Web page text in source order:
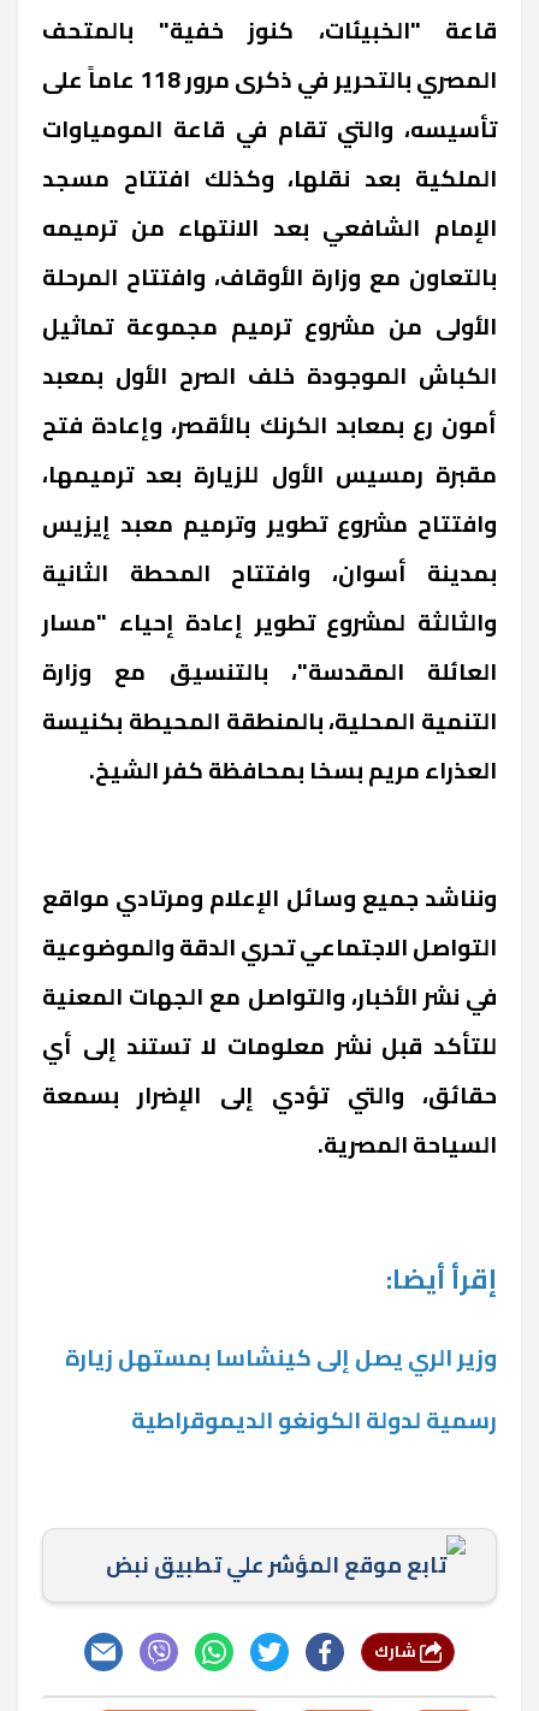
قاعة "الخبيئات، كنوز خفية" بالمتحف
المصري بالتحرير في ذكرى مرور 118 عاماً على
تأسيسه، والتي تقام في قاعة المومياوات
الملكية بعد نقلها، وكذلك افتتاح مسجد
الإمام الشافعي بعد الانتهاء من ترميمه
بالتعاون مع وزارة الأوقاف، وافتتاح المرحلة
الأولى من مشروع ترميم مجموعة تماثيل
الكباش الموجودة خلف الصرح الأول بمعبد
أمون رع بمعابد الكرنك بالأقصر، وإعادة فتح
مقبرة رمسيس الأول للزيارة بعد ترميمها،
وافتتاح مشروع تطوير وترميم معبد إيزيس
بمدينة أسوان، وافتتاح المحطة الثانية
والثالثة لمشروع تطوير إعادة إحياء "مسار
العائلة المقدسة"، بالتنسيق مع وزارة
التنمية المحلية، بالمنطقة المحيطة بكنيسة
العذراء مريم بسخا بمحافظة كفر الشيخ.
ونناشد جميع وسائل الإعلام ومرتادي مواقع
التواصل الاجتماعي تحري الدقة والموضوعية
في نشر الأخبار، والتواصل مع الجهات المعنية
للتأكد قبل نشر معلومات لا تستند إلى أي
حقائق، والتي تؤدي إلى الإضرار بسمعة
السياحة المصرية.
إقرأ أيضا:
وزير الري يصل إلى كينشاسا بمستهل زيارة
رسمية لدولة الكونغو الديموقراطية
تابع موقع المؤشر علي تطبيق نبض